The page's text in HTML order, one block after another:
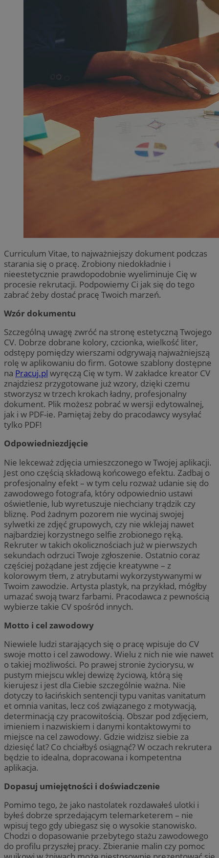
Curriculum Vitae, to najważniejszy dokument podczas
starania się o pracę. Zrobiony niedokładnie i
nieestetycznie prawdopodobnie wyeliminuje Cię w
procesie rekrutacji. Podpowiemy Ci jak się do tego
zabrać żeby dostać pracę Twoich marzeń.
Wzór dokumentu
Szczególną uwagę zwróć na stronę estetyczną Twojego
CV. Dobrze dobrane kolory, czcionka, wielkość liter,
odstępy pomiędzy wierszami odgrywają najważniejszą
rolę w aplikowaniu do firm. Gotowe szablony dostępne
na Pracuj.pl wyręczą Cię w tym. W zakładce kreator CV
znajdziesz przygotowane już wzory, dzięki czemu
stworzysz w trzech krokach ładny, profesjonalny
dokument. Plik możesz pobrać w wersji edytowalnej,
jak i w PDF-ie. Pamiętaj żeby do pracodawcy wysyłać
tylko PDF!
Odpowiedniezdjęcie
Nie lekceważ zdjęcia umieszczonego w Twojej aplikacji.
Jest ono częścią składową końcowego efektu. Zadbaj o
profesjonalny efekt – w tym celu rozważ udanie się do
zawodowego fotografa, który odpowiednio ustawi
oświetlenie, lub wyretuszuje niechciany trądzik czy
bliznę. Pod żadnym pozorem nie wycinaj swojej
sylwetki ze zdjęć grupowych, czy nie wklejaj nawet
najbardziej korzystnego selfie zrobionego ręką.
Rekruter w takich okolicznościach już w pierwszych
sekundach odrzuci Twoje zgłoszenie. Ostatnio coraz
częściej pożądane jest zdjęcie kreatywne – z
kolorowym tłem, z atrybutami wykorzystywanymi w
Twoim zawodzie. Artysta plastyk, na przykład, mógłby
umazać swoją twarz farbami. Pracodawca z pewnością
wybierze takie CV spośród innych.
Motto i cel zawodowy
Niewiele ludzi starających się o pracę wpisuje do CV
swoje motto i cel zawodowy. Wielu z nich nie wie nawet
o takiej możliwości. Po prawej stronie życiorysu, w
pustym miejscu wklej dewizę życiową, którą się
kierujesz i jest dla Ciebie szczególnie ważna. Nie
dotyczy to łacińskich sentencji typu vanitas vanitatum
et omnia vanitas, lecz coś związanego z motywacją,
determinacją czy pracowitością. Obszar pod zdjęciem,
imieniem i nazwiskiem i danymi kontaktowymi to
miejsce na cel zawodowy. Gdzie widzisz siebie za
dziesięć lat? Co chciałbyś osiągnąć? W oczach rekrutera
będzie to idealna, dopracowana i kompetentna
aplikacja.
Dopasuj umiejętności i doświadczenie
Pomimo tego, że jako nastolatek rozdawałeś ulotki i
byłeś dobrze sprzedającym telemarketerem – nie
wpisuj tego gdy ubiegasz się o wysokie stanowisko.
Chodzi o dopasowanie przebytego stażu zawodowego
do profilu przyszłej pracy. Zbieranie malin czy pomoc